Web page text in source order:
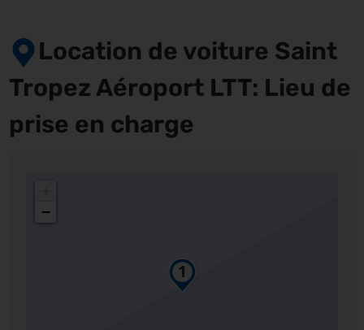
Location de voiture Saint
Tropez Aéroport LTT: Lieu de
prise en charge
−